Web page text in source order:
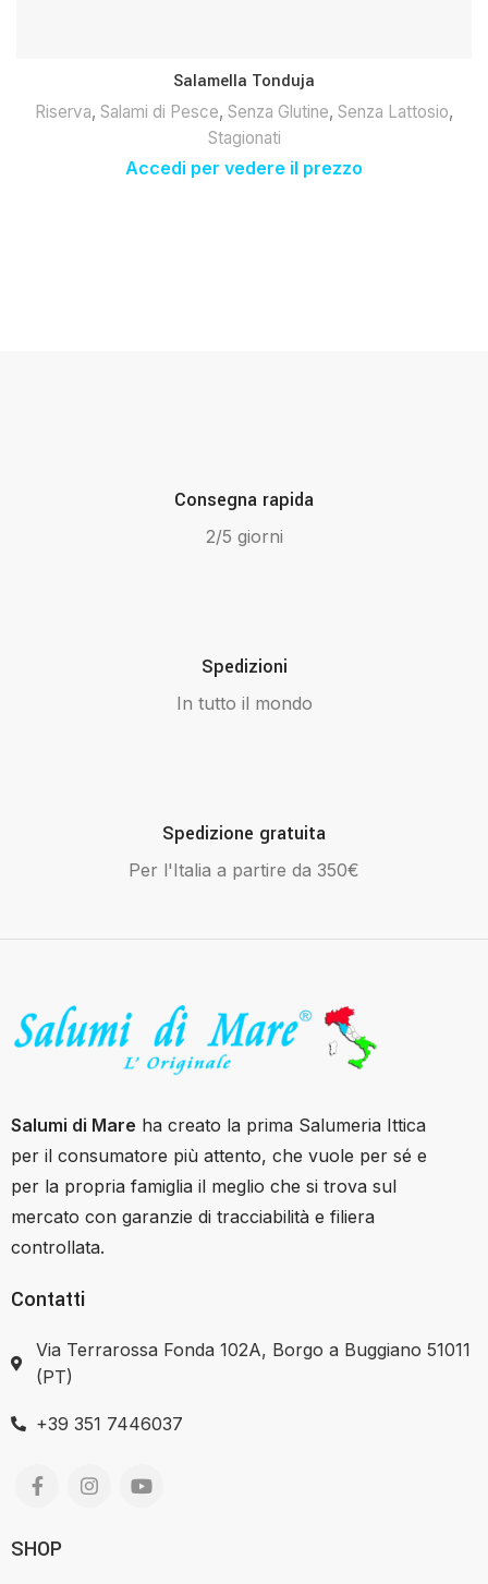
Salamella Tonduja
Riserva, Salami di Pesce, Senza Glutine, Senza Lattosio,
Stagionati
Accedi per vedere il prezzo
Consegna rapida
2/5 giorni
Spedizioni
In tutto il mondo
Spedizione gratuita
Per l'Italia a partire da 350€
Salumi di Mare ha creato la prima Salumeria Ittica
per il consumatore più attento, che vuole per sé e
per la propria famiglia il meglio che si trova sul
mercato con garanzie di tracciabilità e filiera
controllata.
Contatti
Via Terrarossa Fonda 102A, Borgo a Buggiano 51011
(PT)
+39 351 7446037
SHOP